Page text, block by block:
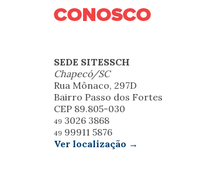
SEDE SITESSCH
Chapecó/SC
Rua Mônaco, 297D
Bairro Passo dos Fortes
CEP 89.805-030
49 3026 3868
49 99911 5876
Ver localização →